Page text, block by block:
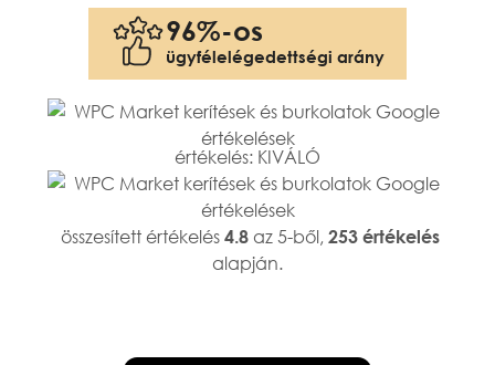
96%-os
ügyfélelégedettségi arány
értékelés: KIVÁLÓ
összesített értékelés 4.8az 5-ből, 253 értékelés
alapján.